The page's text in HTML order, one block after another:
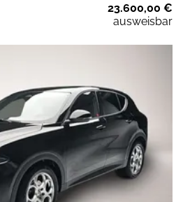
23.600,00 €
ausweisbar